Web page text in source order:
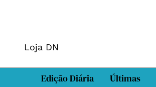
Loja DN
Edição Diária Últimas